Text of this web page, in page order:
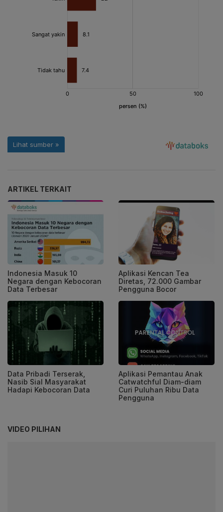
ARTIKEL TERKAIT
Indonesia Masuk 10
Negara dengan Kebocoran
Data Terbesar
Aplikasi Kencan Tea
Diretas, 72.000 Gambar
Pengguna Bocor
Data Pribadi Terserak,
Nasib Sial Masyarakat
Hadapi Kebocoran Data
Aplikasi Pemantau Anak
Catwatchful Diam-diam
Curi Puluhan Ribu Data
Pengguna
VIDEO PILIHAN